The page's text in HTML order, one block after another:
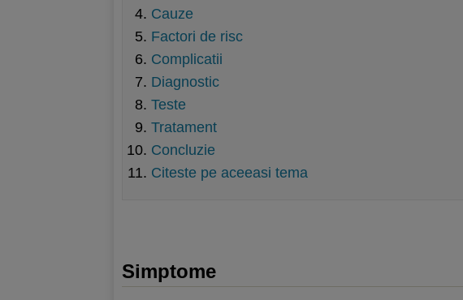
Cauze
Factori de risc
Complicatii
Diagnostic
Teste
Tratament
Concluzie
Citeste pe aceeasi tema
Simptome